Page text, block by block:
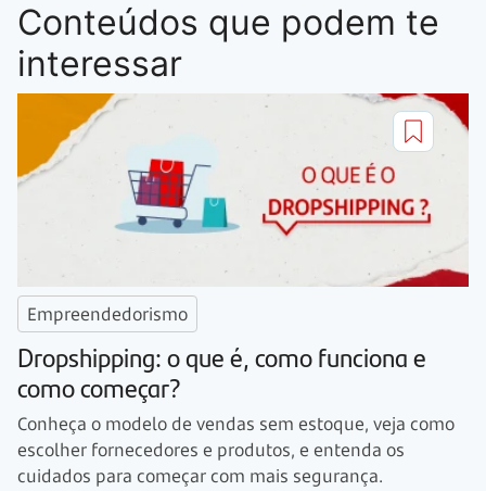
Conteúdos que podem te
interessar
Empreendedorismo
Dropshipping: o que é, como funciona e
como começar?
Conheça o modelo de vendas sem estoque, veja como
escolher fornecedores e produtos, e entenda os
cuidados para começar com mais segurança.